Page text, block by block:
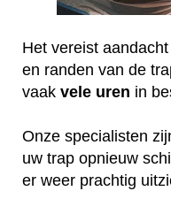
Het vereist
en randen van de
vaak vele uren in
Onze specialisten
uw trap opnieuw
er weer prachtig